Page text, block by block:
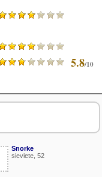
5.8/10
Snorke
sieviete, 52